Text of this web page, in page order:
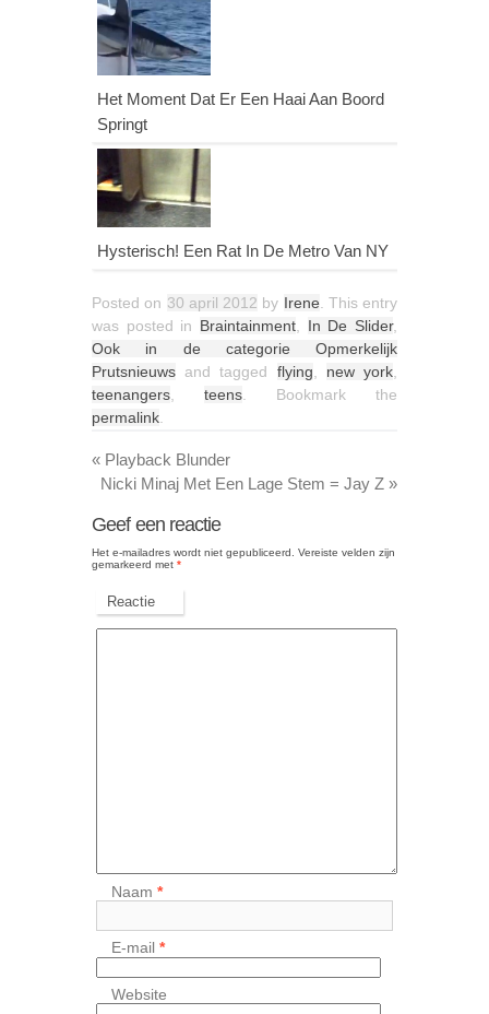
Het Moment Dat Er Een Haai Aan Boord
Springt
Hysterisch! Een Rat In De Metro Van NY
Posted on 30 april 2012 by Irene . This entry
was posted in Braintainment In De Slider,
Ook in de categorie Opmerkelijk
Prutsnieuws and tagged flying new york
teenangers
teens . Bookmark the
permalink
« Playback Blunder
Nicki Minaj Met Een Lage Stem = Jay Z »
Geef een reactie
Het e-mailadres wordt niet gepubliceerd.
Vereiste velden zijn
gemarkeerd met *
Reactie
Naam*
E-mail*
Website